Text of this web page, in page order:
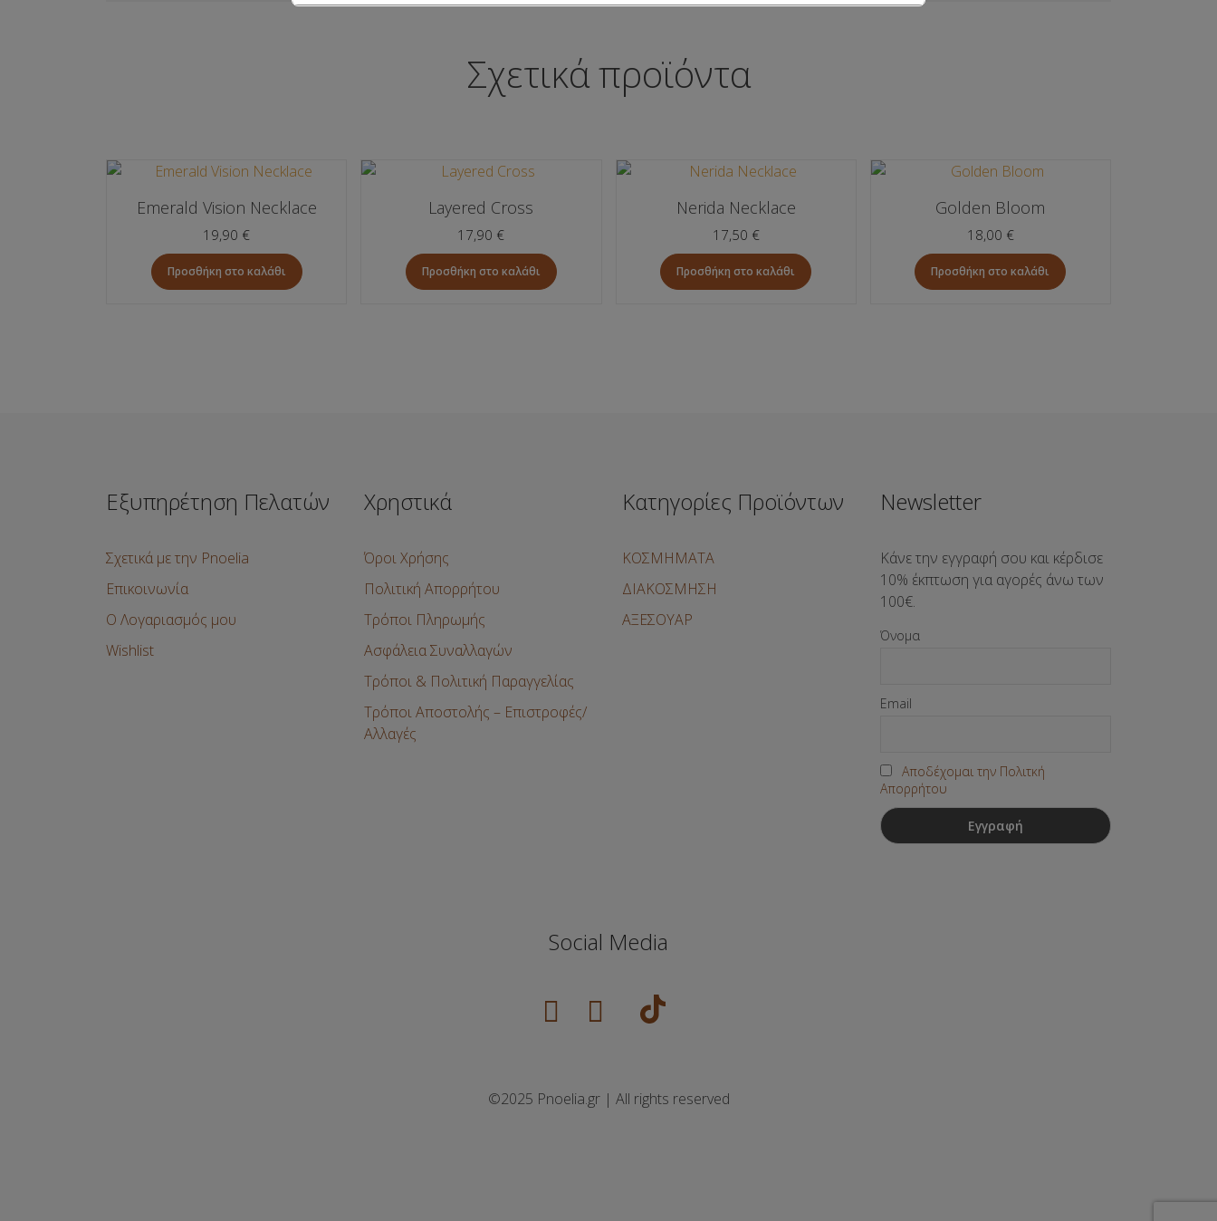
Σχετικά προϊόντα
Emerald Vision Necklace
19,90 €
Προσθήκη στο καλάθι
Layered Cross
17,90 €
Προσθήκη στο καλάθι
Nerida Necklace
17,50 €
Προσθήκη στο καλάθι
Golden Bloom
18,00 €
Προσθήκη στο καλάθι
Εξυπηρέτηση Πελατών
Σχετικά με την Pnoelia
Επικοινωνία
Ο Λογαριασμός μου
Wishlist
Χρηστικά
Όροι Χρήσης
Πολιτική Απορρήτου
Τρόποι Πληρωμής
Ασφάλεια Συναλλαγών
Τρόποι & Πολιτική Παραγγελίας
Τρόποι Αποστολής – Επιστροφές/
Αλλαγές
Κατηγορίες Προϊόντων
ΚΟΣΜΗΜΑΤΑ
ΔΙΑΚΟΣΜΗΣΗ
ΑΞΕΣΟΥΑΡ
Newsletter
Κάνε την εγγραφή σου και κέρδισε
10% έκπτωση για αγορές άνω των
100€.
Όνομα
Email
Αποδέχομαι την Πολιτκή
Απορρήτου
Social Media
©2025 Pnoelia.gr | All rights reserved